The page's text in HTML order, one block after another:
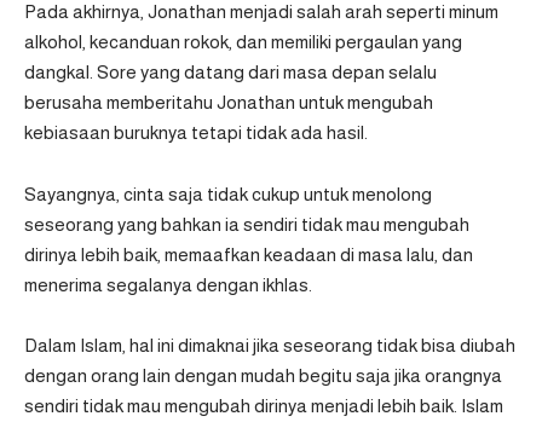
Pada akhirnya, Jonathan menjadi salah arah seperti minum
alkohol, kecanduan rokok, dan memiliki pergaulan yang
dangkal. Sore yang datang dari masa depan selalu
berusaha memberitahu Jonathan untuk mengubah
kebiasaan buruknya tetapi tidak ada hasil.
Sayangnya, cinta saja tidak cukup untuk menolong
seseorang yang bahkan ia sendiri tidak mau mengubah
dirinya lebih baik, memaafkan keadaan di masa lalu, dan
menerima segalanya dengan ikhlas.
Dalam Islam, hal ini dimaknai jika seseorang tidak bisa diubah
dengan orang lain dengan mudah begitu saja jika orangnya
sendiri tidak mau mengubah dirinya menjadi lebih baik. Islam